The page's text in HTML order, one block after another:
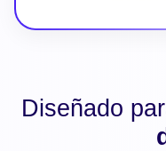
Diseñado